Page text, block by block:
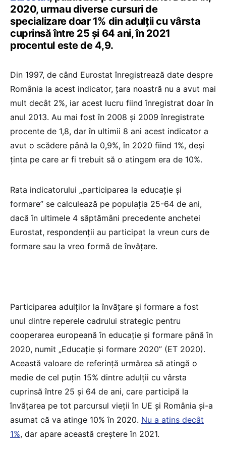
2020, urmau diverse cursuri de
specializare doar 1% din adulții cu vârsta
cuprinsă între 25 și 64 ani, în 2021
procentul este de 4,9.
Din 1997, de când Eurostat înregistrează date despre
România la acest indicator, țara noastră nu a avut mai
mult decât 2%, iar acest lucru fiind înregistrat doar în
anul 2013. Au mai fost în 2008 și 2009 înregistrate
procente de 1,8, dar în ultimii 8 ani acest indicator a
avut o scădere până la 0,9%, în 2020 fiind 1%, deși
ținta pe care ar fi trebuit să o atingem era de 10%.
Rata indicatorului „participarea la educație și
formare” se calculează pe populația 25-64 de ani,
dacă în ultimele 4 săptămâni precedente anchetei
Eurostat, respondenții au participat la vreun curs de
formare sau la vreo formă de învățare.
Participarea adulților la învățare și formare a fost
unul dintre reperele cadrului strategic pentru
cooperarea europeană în educație și formare până în
2020, numit „Educație și formare 2020” (ET 2020).
Această valoare de referință urmărea să atingă o
medie de cel puțin 15% dintre adulții cu vârsta
cuprinsă între 25 și 64 de ani, care participă la
învățarea pe tot parcursul vieții în UE și România și-a
asumat că va atinge 10% în 2020. Nu a atins decât
1%, dar apare această creștere în 2021.